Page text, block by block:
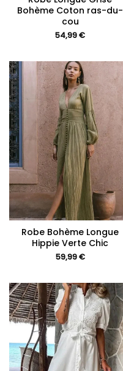
Bohème Coton ras-du-
cou
54,99€
Robe Bohème Longue
Hippie Verte Chic
59,99€